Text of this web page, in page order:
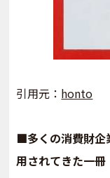
引用元： honto
■多くの消費財企
用されてきた一冊